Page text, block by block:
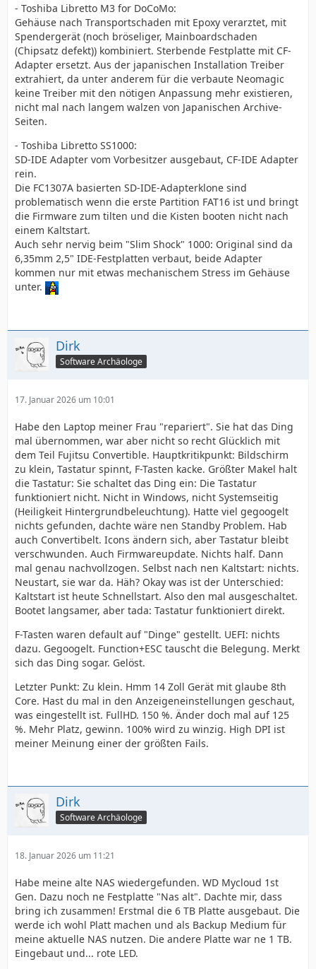
- Toshiba Libretto M3 for DoCoMo:
Gehäuse nach Transportschaden mit Epoxy verarztet, mit
Spendergerät (noch bröseliger, Mainboardschaden
(Chipsatz defekt)) kombiniert. Sterbende Festplatte mit CF-
Adapter ersetzt. Aus der japanischen Installation Treiber
extrahiert, da unter anderem für die verbaute Neomagic
keine Treiber mit den nötigen Anpassung mehr existieren,
nicht mal nach langem walzen von Japanischen Archive-
Seiten.
- Toshiba Libretto SS1000:
SD-IDE Adapter vom Vorbesitzer ausgebaut, CF-IDE Adapter
rein.
Die FC1307A basierten SD-IDE-Adapterklone sind
problematisch wenn die erste Partition FAT16 ist und bringt
die Firmware zum tilten und die Kisten booten nicht nach
einem Kaltstart.
Auch sehr nervig beim "Slim Shock" 1000: Original sind da
6,35mm 2,5" IDE-Festplatten verbaut, beide Adapter
kommen nur mit etwas mechanischem Stress im Gehäuse
unter.
Dirk
Software Archäologe
17. Januar 2026 um 10:01
Habe den Laptop meiner Frau "repariert". Sie hat das Ding
mal übernommen, war aber nicht so recht Glücklich mit
dem Teil Fujitsu Convertible. Hauptkritikpunkt: Bildschirm
zu klein, Tastatur spinnt, F-Tasten kacke. Größter Makel halt
die Tastatur: Sie schaltet das Ding ein: Die Tastatur
funktioniert nicht. Nicht in Windows, nicht Systemseitig
(Heiligkeit Hintergrundbeleuchtung). Hatte viel gegoogelt
nichts gefunden, dachte wäre nen Standby Problem. Hab
auch Convertibelt. Icons ändern sich, aber Tastatur bleibt
verschwunden. Auch Firmwareupdate. Nichts half. Dann
mal genau nachvollzogen. Selbst nach nen Kaltstart: nichts.
Neustart, sie war da. Häh? Okay was ist der Unterschied:
Kaltstart ist heute Schnellstart. Also den mal ausgeschaltet.
Bootet langsamer, aber tada: Tastatur funktioniert direkt.
F-Tasten waren default auf "Dinge" gestellt. UEFI: nichts
dazu. Gegoogelt. Function+ESC tauscht die Belegung. Merkt
sich das Ding sogar. Gelöst.
Letzter Punkt: Zu klein. Hmm 14 Zoll Gerät mit glaube 8th
Core. Hast du mal in den Anzeigeneinstellungen geschaut,
was eingestellt ist. FullHD. 150 %. Änder doch mal auf 125
%. Mehr Platz, gewinn. 100% wird zu winzig. High DPI ist
meiner Meinung einer der größten Fails.
Dirk
Software Archäologe
18. Januar 2026 um 11:21
Habe meine alte NAS wiedergefunden. WD Mycloud 1st
Gen. Dazu noch ne Festplatte "Nas alt". Dachte mir, dass
bring ich zusammen! Erstmal die 6 TB Platte ausgebaut. Die
werde ich wohl Platt machen und als Backup Medium für
meine aktuelle NAS nutzen. Die andere Platte war ne 1 TB.
Eingebaut und... rote LED.